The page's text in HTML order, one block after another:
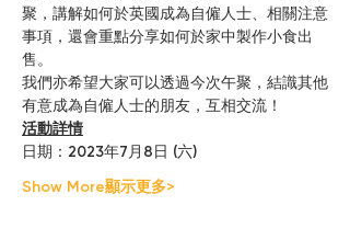
聚，講解如何於英國成為自僱人士、相關注意
事項，還會重點分享如何於家中製作小食出
售。
我們亦希望大家可以透過今次午聚，結識其他
有意成為自僱人士的朋友，互相交流！
活動詳情
日期：2023年7月8日 (六)
Show More顯示更多>